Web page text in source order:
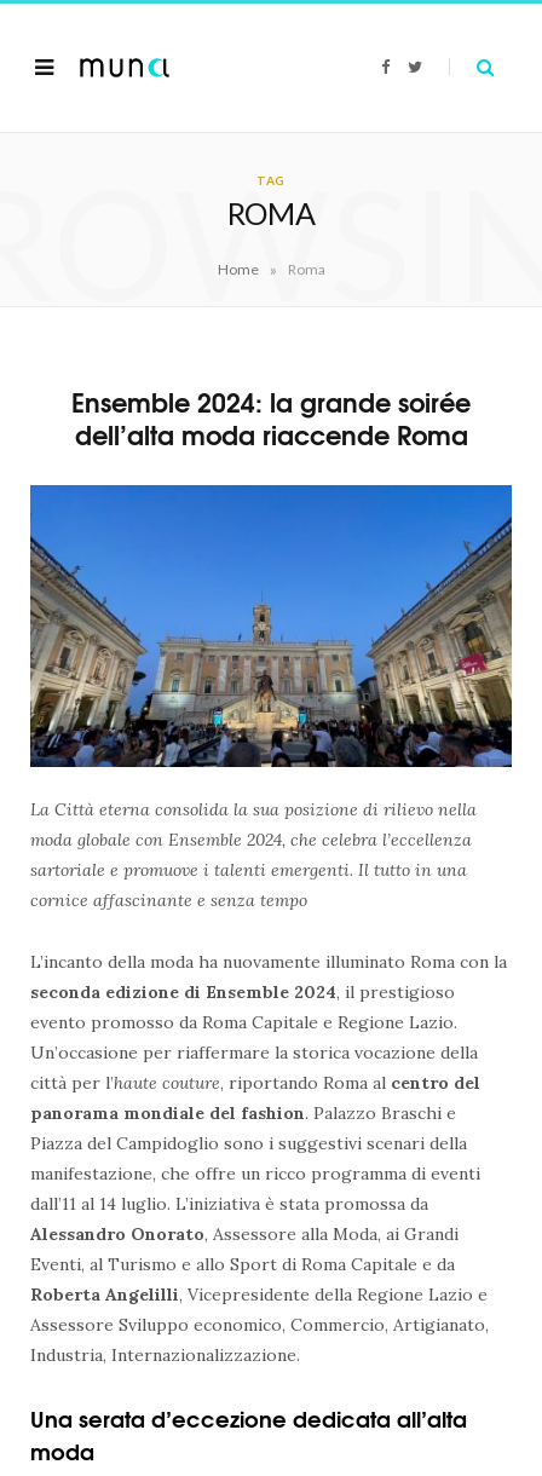
F
T
TAG
ROMA
Home » Roma
Ensemble 2024: la grande soirée
dell’alta moda riaccende Roma
La Città eterna consolida la sua posizione di rilievo nella
moda globale con Ensemble 2024, che celebra l’eccellenza
sartoriale e promuove i talenti emergenti. Il tutto in una
cornice affascinante e senza tempo
L’incanto della moda ha nuovamente illuminato Roma con la
seconda edizione di Ensemble 2024, il prestigioso
evento promosso da Roma Capitale e Regione Lazio.
Un’occasione per riaffermare la storica vocazione della
città per l’haute couture, riportando Roma al centro del
panorama mondiale del fashion. Palazzo Braschi e
Piazza del Campidoglio sono i suggestivi scenari della
manifestazione, che offre un ricco programma di eventi
dall’11 al 14 luglio. L’iniziativa è stata promossa da
Alessandro Onorato, Assessore alla Moda, ai Grandi
Eventi, al Turismo e allo Sport di Roma Capitale e da
Roberta Angelilli, Vicepresidente della Regione Lazio e
Assessore Sviluppo economico, Commercio, Artigianato,
Industria, Internazionalizzazione.
Una serata d’eccezione dedicata all’alta
moda